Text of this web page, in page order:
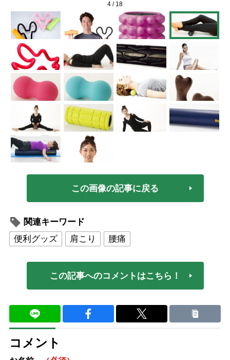
4 / 18
この画像の記事に戻る
関連キーワード
便利グッズ
肩こり 腰痛
この記事へのコメントはこちら！
コメント